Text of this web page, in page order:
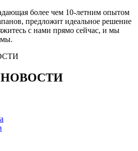
более чем 10-летним опытом
предложит идеальное решение
с нами прямо сейчас, и мы